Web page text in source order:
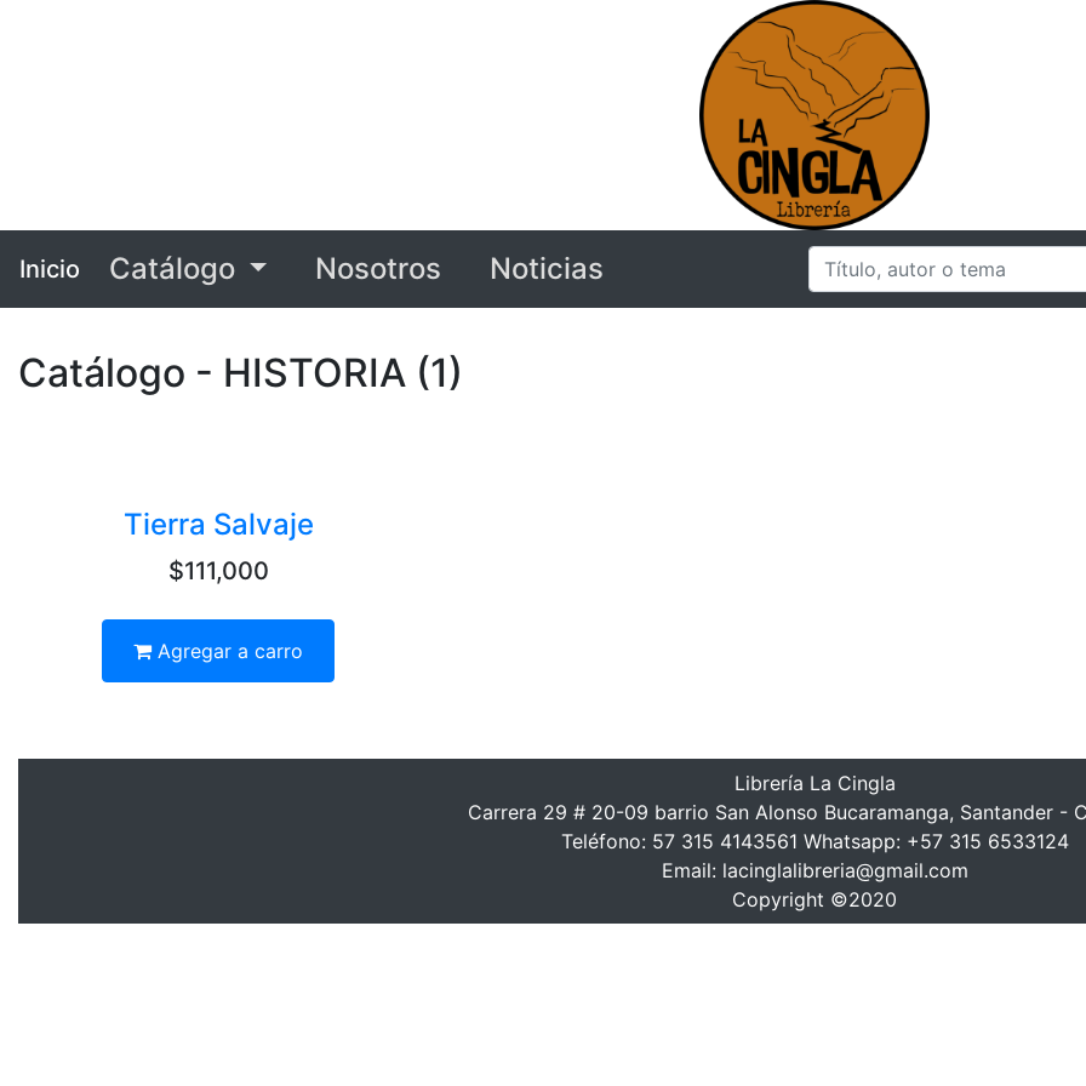
Inicio Catálogo Nosotros Noticias
Catálogo - HISTORIA (1)
Tierra Salvaje
$111,000
Agregar a carro
Librería La Cingla
Carrera 29 # 20-09 barrio San Alonso Bucaramanga, Santander -
Teléfono: 57 315 4143561 Whatsapp: +57 315 6533124
Email: lacinglalibreria@gmail.com
Copyright ©2020